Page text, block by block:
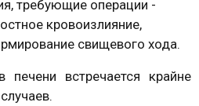
требующие операции -
кровоизлияние,
свищевого хода.
печени встречается крайне